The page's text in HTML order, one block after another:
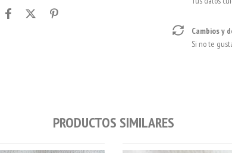
Cambios y
Si no te
PRODUCTOS SIMILARES